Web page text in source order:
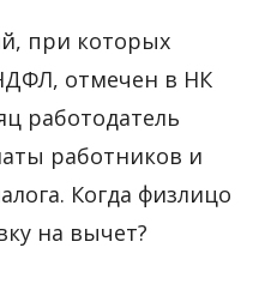
при которых
отмечен в НК
работодатель
работников и
Когда физлицо
на вычет?